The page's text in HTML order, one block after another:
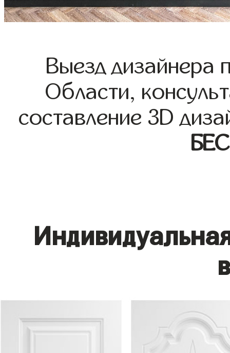
Выезд дизайнера
Области,
составление 3D